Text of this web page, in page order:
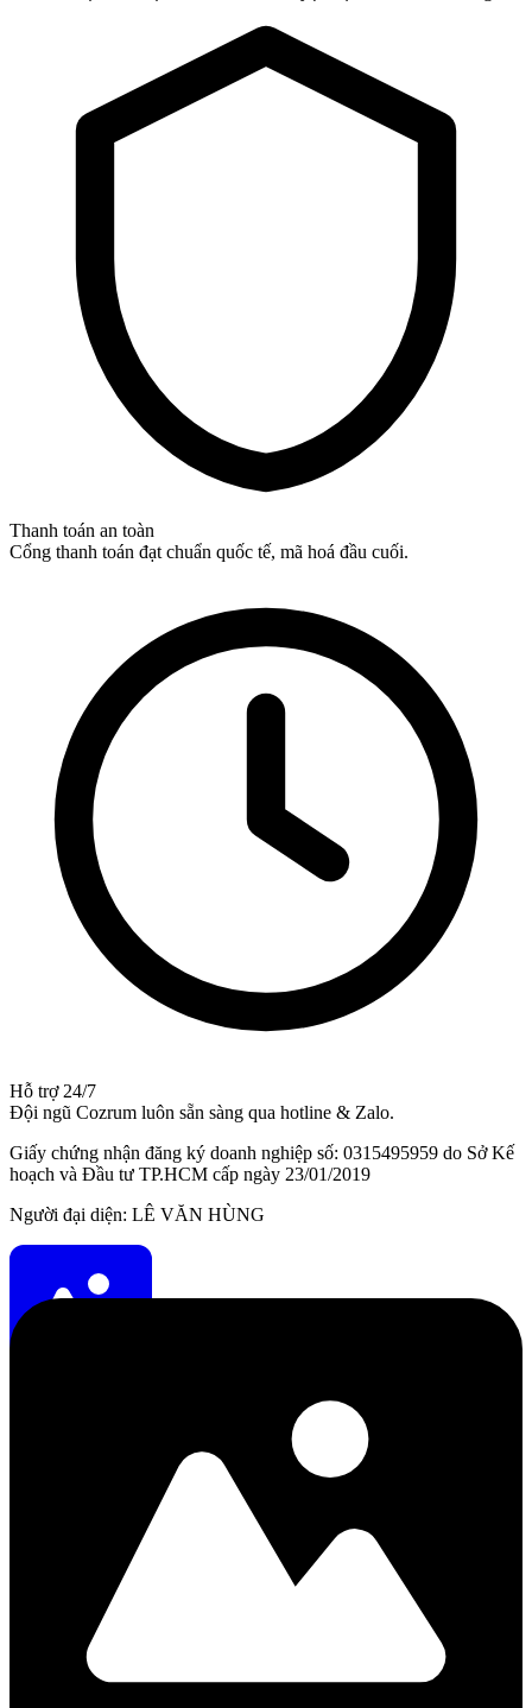
Thanh toán an toàn
Cổng thanh toán đạt chuẩn quốc tế, mã hoá đầu cuối.
Hỗ trợ 24/7
Đội ngũ Cozrum luôn sẵn sàng qua hotline & Zalo.
Giấy chứng nhận đăng ký doanh nghiệp số: 0315495959 do Sở Kế
hoạch và Đầu tư TP.HCM cấp ngày 23/01/2019
Người đại diện: LÊ VĂN HÙNG